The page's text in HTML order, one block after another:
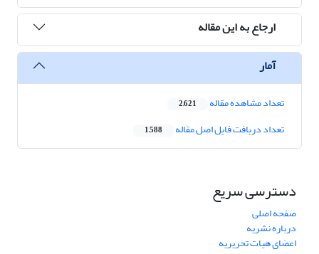
ارجاع به این مقاله
آمار
تعداد مشاهده مقاله 2,621
تعداد دریافت فایل اصل مقاله 1,588
دسترسی سریع
صفحه اصلی
درباره نشریه
اعضای هیات تحریریه